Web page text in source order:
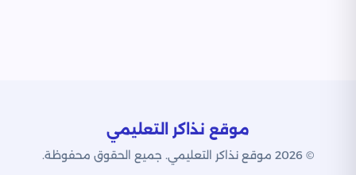
موقع نذاكر التعليمي
© 2026 موقع نذاكر التعليمي. جميع الحقوق محفوظة.